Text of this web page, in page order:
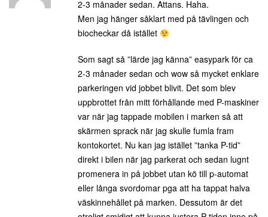
2-3 månader sedan. Attans. Haha.
Men jag hänger såklart med på tävlingen och
biocheckar då istället
Som sagt så ”lärde jag känna” easypark för ca
2-3 månader sedan och wow så mycket enklare
parkeringen vid jobbet blivit. Det som blev
uppbrottet från mitt förhållande med P-maskiner
var när jag tappade mobilen i marken så att
skärmen sprack när jag skulle fumla fram
kontokortet. Nu kan jag istället ”tanka P-tid”
direkt i bilen när jag parkerat och sedan lugnt
promenera in på jobbet utan kö till p-automat
eller långa svordomar pga att ha tappat halva
väskinnehållet på marken. Dessutom är det